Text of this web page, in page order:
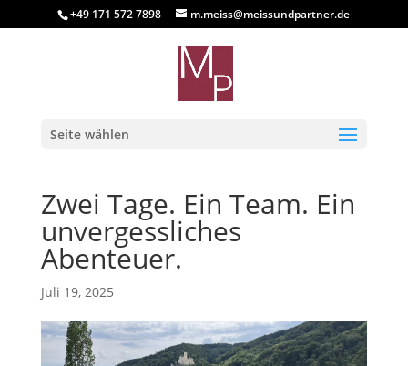
+49 171 572 7898 m.meiss@meissundpartner.de
Seite wählen
Zwei Tage. Ein Team. Ein
unvergessliches
Abenteuer.
Juli 19, 2025